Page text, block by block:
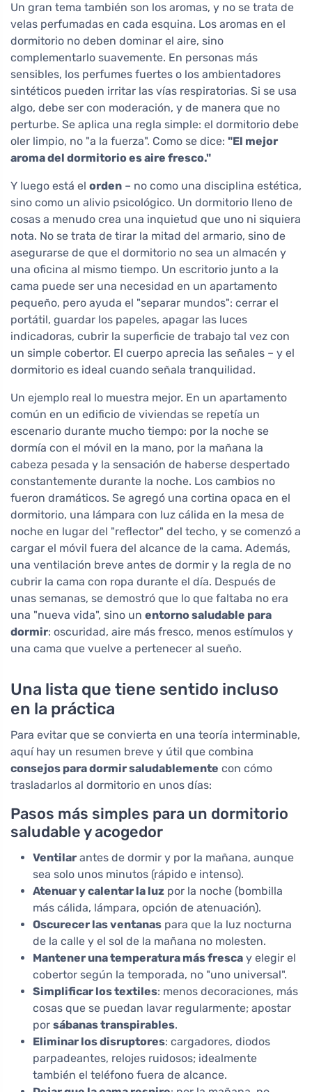
Un gran tema también son los aromas, y no se trata de
velas perfumadas en cada esquina. Los aromas en el
dormitorio no deben dominar el aire, sino
complementarlo suavemente. En personas más
sensibles, los perfumes fuertes o los ambientadores
sintéticos pueden irritar las vías respiratorias. Si se usa
algo, debe ser con moderación, y de manera que no
perturbe. Se aplica una regla simple: el dormitorio debe
oler limpio, no "a la fuerza". Como se dice: "El mejor
aroma del dormitorio es aire fresco."
Y luego está el orden – no como una disciplina estética,
sino como un alivio psicológico. Un dormitorio lleno de
cosas a menudo crea una inquietud que uno ni siquiera
nota. No se trata de tirar la mitad del armario, sino de
asegurarse de que el dormitorio no sea un almacén y
una oficina al mismo tiempo. Un escritorio junto a la
cama puede ser una necesidad en un apartamento
pequeño, pero ayuda el "separar mundos": cerrar el
portátil, guardar los papeles, apagar las luces
indicadoras, cubrir la superficie de trabajo tal vez con
un simple cobertor. El cuerpo aprecia las señales – y el
dormitorio es ideal cuando señala tranquilidad.
Un ejemplo real lo muestra mejor. En un apartamento
común en un edificio de viviendas se repetía un
escenario durante mucho tiempo: por la noche se
dormía con el móvil en la mano, por la mañana la
cabeza pesada y la sensación de haberse despertado
constantemente durante la noche. Los cambios no
fueron dramáticos. Se agregó una cortina opaca en el
dormitorio, una lámpara con luz cálida en la mesa de
noche en lugar del "reflector" del techo, y se comenzó a
cargar el móvil fuera del alcance de la cama. Además,
una ventilación breve antes de dormir y la regla de no
cubrir la cama con ropa durante el día. Después de
unas semanas, se demostró que lo que faltaba no era
una "nueva vida", sino un entorno saludable para
dormir: oscuridad, aire más fresco, menos estímulos y
una cama que vuelve a pertenecer al sueño.
Una lista que tiene sentido incluso
en la práctica
Para evitar que se convierta en una teoría interminable,
aquí hay un resumen breve y útil que combina
consejos para dormir saludablemente con cómo
trasladarlos al dormitorio en unos días:
Pasos más simples para un dormitorio
saludable y acogedor
Ventilar antes de dormir y por la mañana, aunque
sea solo unos minutos (rápido e intenso).
Atenuar y calentar la luz por la noche (bombilla
más cálida, lámpara, opción de atenuación).
Oscurecer las ventanas para que la luz nocturna
de la calle y el sol de la mañana no molesten.
Mantener una temperatura más fresca y elegir el
cobertor según la temporada, no "uno universal".
Simplificar los textiles: menos decoraciones, más
cosas que se puedan lavar regularmente; apostar
por sábanas transpirables.
Eliminar los disruptores: cargadores, diodos
parpadeantes, relojes ruidosos; idealmente
también el teléfono fuera de alcance.